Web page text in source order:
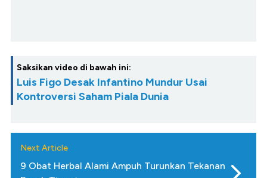
Saksikan video di bawah ini:
Luis Figo Desak Infantino Mundur Usai
Kontroversi Saham Piala Dunia
Next Article
9 Obat Herbal Alami Ampuh Turunkan Tekanan